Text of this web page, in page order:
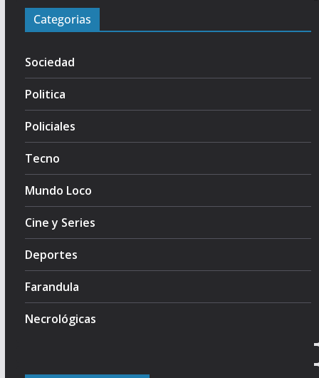
Categorias
Sociedad
Politica
Policiales
Tecno
Mundo Loco
Cine y Series
Deportes
Farandula
Necrológicas